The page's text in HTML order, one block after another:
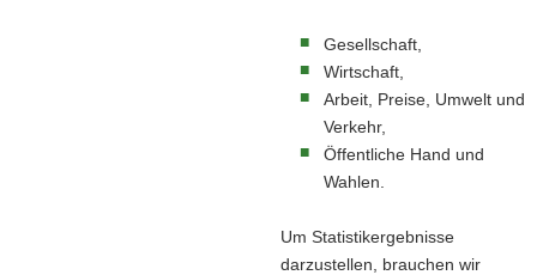
Gesellschaft,
Wirtschaft,
Arbeit, Preise, Umwelt und
Verkehr,
Öffentliche Hand und
Wahlen.
Um Statistikergebnisse
darzustellen, brauchen wir